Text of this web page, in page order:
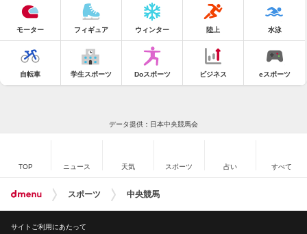
モーター フィギュア ウィンター 陸上 水泳
自転車 学生スポーツ Doスポーツ ビジネス eスポーツ
データ提供：日本中央競馬会
TOP ニュース 天気 スポーツ 占い すべて
スポーツ 中央競馬
サイトご利用にあたって